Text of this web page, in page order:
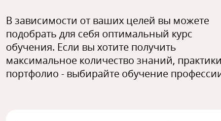
В зависимости от ваших целей вы можете
подобрать для себя оптимальный курс
обучения. Если вы хотите получить
максимальное количество знаний,
портфолио - выбирайте обучение